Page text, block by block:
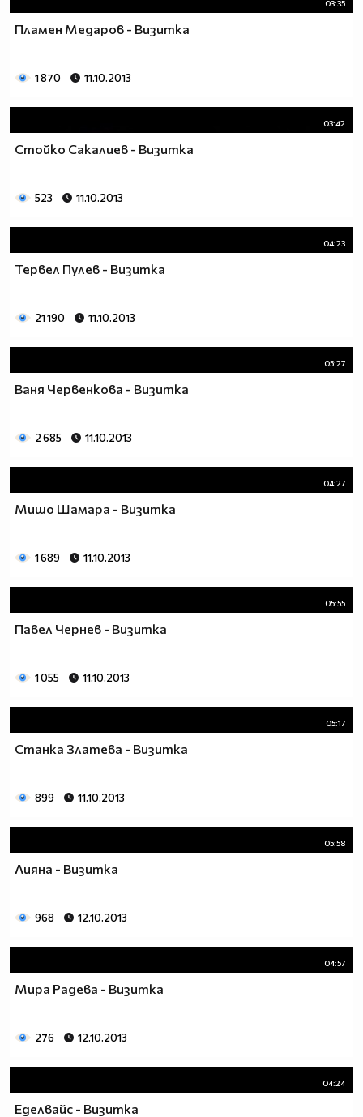
03:35
Пламен Медаров - Визитка
1 870 11.10.2013
03:42
Стойко Сакалиев - Визитка
523 11.10.2013
04:23
Тервел Пулев - Визитка
21 190 11.10.2013
05:27
Ваня Червенкова - Визитка
2 685 11.10.2013
04:27
Мишо Шамара - Визитка
1 689 11.10.2013
05:55
Павел Чернев - Визитка
1 055 11.10.2013
05:17
Станка Златева - Визитка
899 11.10.2013
05:58
Лияна - Визитка
968 12.10.2013
04:57
Мира Радева - Визитка
276 12.10.2013
04:24
Еделвайс - Визитка